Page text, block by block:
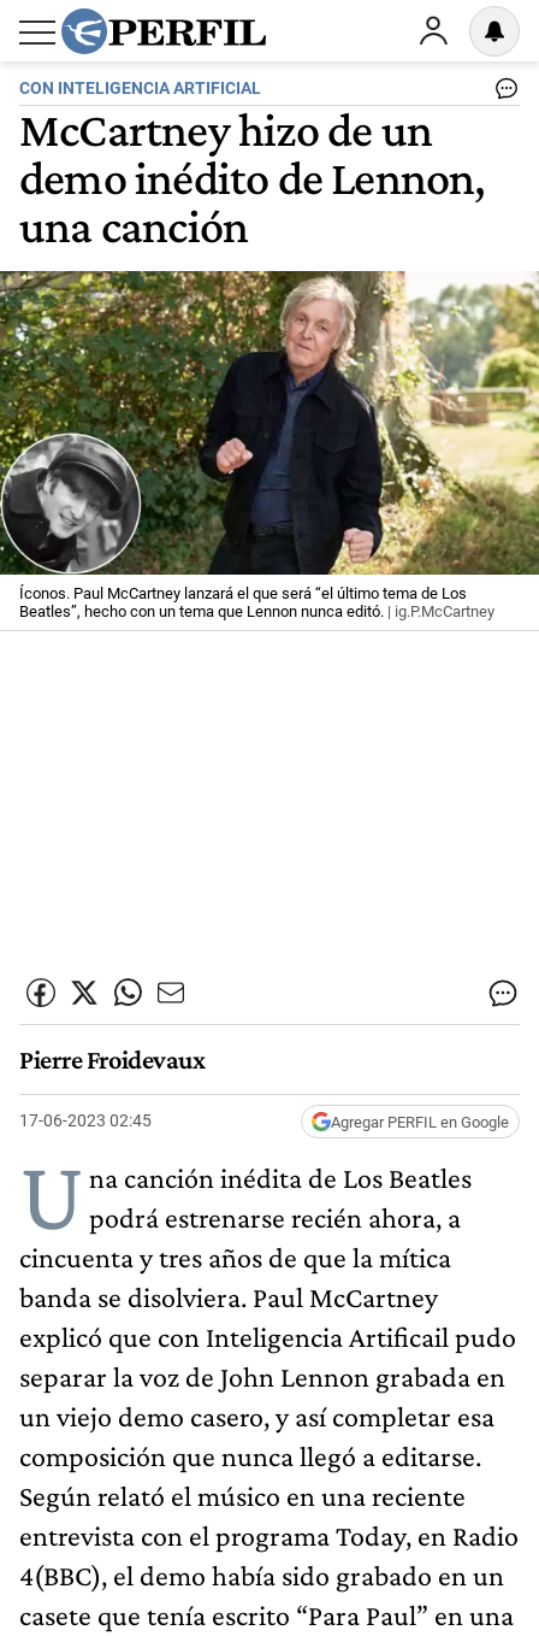
CON INTELIGENCIA ARTIFICIAL
McCartney hizo de un
demo inédito de Lennon,
una canción
Íconos. Paul McCartney lanzará el que será “el último tema de Los
Beatles”, hecho con un tema que Lennon nunca editó. | ig.P.McCartney
Pierre Froidevaux
17-06-2023 02:45 Agregar PERFIL en Google
U na canción inédita de Los Beatles
podrá estrenarse recién ahora, a
cincuenta y tres años de que la mítica
banda se disolviera. Paul McCartney
explicó que con Inteligencia Artificail pudo
separar la voz de John Lennon grabada en
un viejo demo casero, y así completar esa
composición que nunca llegó a editarse.
Según relató el músico en una reciente
entrevista con el programa Today, en Radio
4(BBC), el demo había sido grabado en un
casete que tenía escrito “Para Paul” en una